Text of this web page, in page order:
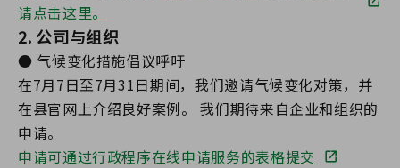
请点击这里。
2. 公司与组织
● 气候变化措施倡议呼吁
在7月7日至7月31日期间，我们邀请气候变化对策，并
在县官网上介绍良好案例。 我们期待来自企业和组织的
申请。
申请可通过行政程序在线申请服务的表格提交